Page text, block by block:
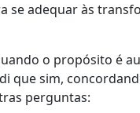
se adequar às
o propósito é
que sim,
perguntas: